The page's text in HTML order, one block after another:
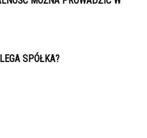
SPÓŁKA?